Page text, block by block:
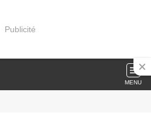
Publicité
MENU